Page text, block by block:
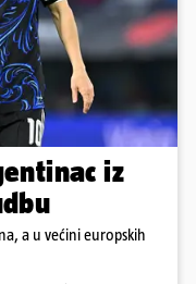
iz
a u većini europskih